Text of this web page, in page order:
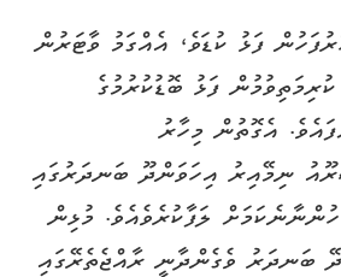
10 އަހަރުފަހުން ފަޅު ކުޑަވެ، އެއްގަމު ވާޓަރުން
ފަޅު ބޮޑުކުރުމުގެ
އެގޮތުން މިހާރު
ނިމޭއިރު އިހަވަންދޫ ބަނދަރުގައި
ހުންނާނެކަމަށް ލަފާކުރެވެއެވެ. މުޅިން
ބަނދަރު ވެގެންދާނީ ރާއްޖެތެރޭގައި